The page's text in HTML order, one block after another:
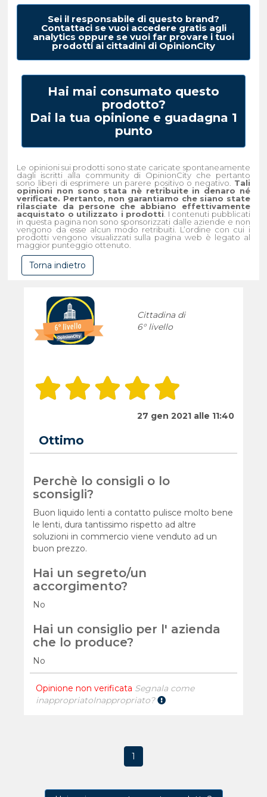
Sei il responsabile di questo brand?
Contattaci se vuoi accedere gratis agli
analytics oppure se vuoi far provare i tuoi
prodotti ai cittadini di OpinionCity
Hai mai consumato questo
prodotto?
Dai la tua opinione e guadagna 1
punto
Le opinioni sui prodotti sono state caricate spontaneamente
dagli iscritti alla community di OpinionCity che pertanto
sono liberi di esprimere un parere positivo o negativo. Tali
opinioni non sono stata nè retribuite in denaro né
verificate. Pertanto, non garantiamo che siano state
rilasciate da persone che abbiano effettivamente
acquistato o utilizzato i prodotti . I contenuti pubblicati
in questa pagina non sono sponsorizzati dalle aziende e non
vengono da esse alcun modo retribuiti. L’ordine con cui i
prodotti vengono visualizzati sulla pagina web è legato al
maggior punteggio ottenuto.
Torna indietro
Cittadina di
6° livello
27 gen 2021 alle 11:40
Ottimo
Perchè lo consigli o lo
sconsigli?
Buon liquido lenti a contatto pulisce molto bene
le lenti, dura tantissimo rispetto ad altre
soluzioni in commercio viene venduto ad un
buon prezzo.
Hai un segreto/un
accorgimento?
No
Hai un consiglio per l' azienda
che lo produce?
No
Opinione non verificata Segnala come
inappropriatoInappropriato?
1